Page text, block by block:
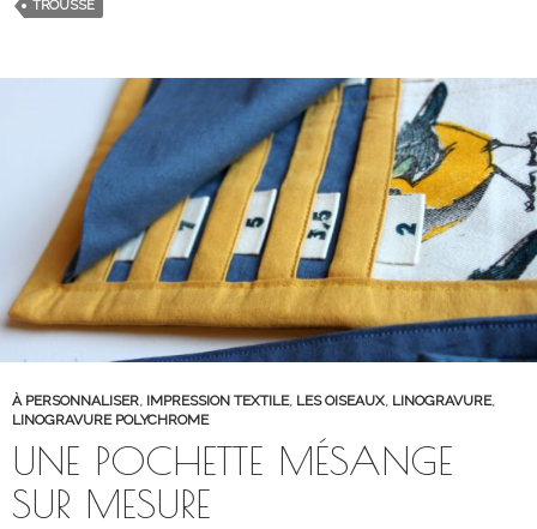
TROUSSE
À PERSONNALISER, IMPRESSION TEXTILE, LES OISEAUX, LINOGRAVURE,
LINOGRAVURE POLYCHROME
UNE POCHETTE MÉSANGE
SUR MESURE